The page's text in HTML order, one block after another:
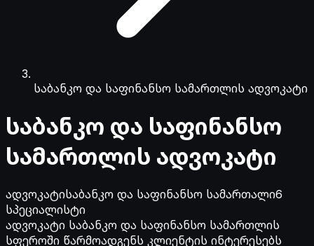
საბანკო და საფინანსო სამართლის ადვოკატი
საბანკო და საფინანსო
სამართლის ადვოკატი
ადვოკატისაბანკო და საფინანსო სამართალი6
სპეციალისტი
ადვოკატი საბანკო და საფინანსო სამართლის
სფეროში წარმოადგენს კლიენტის ინტერესებს